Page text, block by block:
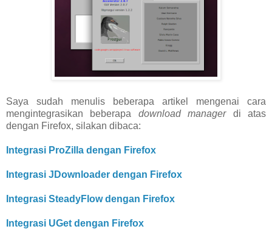
Saya sudah menulis beberapa artikel mengenai cara
mengintegrasikan beberapa download managerdi atas
dengan Firefox, silakan dibaca:
Integrasi ProZilla dengan Firefox
Integrasi JDownloader dengan Firefox
Integrasi SteadyFlow dengan Firefox
Integrasi UGet dengan Firefox